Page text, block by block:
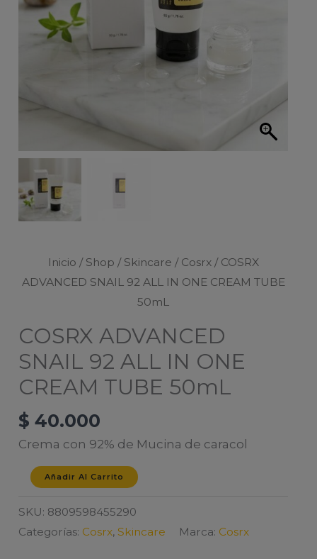
Inicio / Shop / Skincare / Cosrx/ COSRX
ADVANCED SNAIL 92 ALL IN ONE CREAM TUBE
50mL
COSRX ADVANCED
SNAIL 92 ALL IN ONE
CREAM TUBE 50mL
$ 40.000
Crema con 92% de Mucina de caracol
COSRX
SNAIL
92
Añadir Al Carrito
SKU: 8809598455290
Categorías: Cosrx,Skincare Marca: Cosrx